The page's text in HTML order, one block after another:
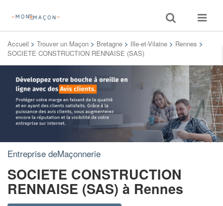
Toggle
search
Toggle
Accueil > Trouver un Maçon > Bretagne > Ille-et-Vilaine > Rennes >
SOCIETE CONSTRUCTION RENNAISE (SAS)
Entreprise deMaçonnerie
SOCIETE CONSTRUCTION
RENNAISE (SAS) à Rennes